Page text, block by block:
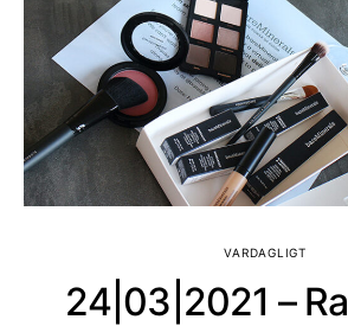
VARDAGLIGT
24|03|2021 –